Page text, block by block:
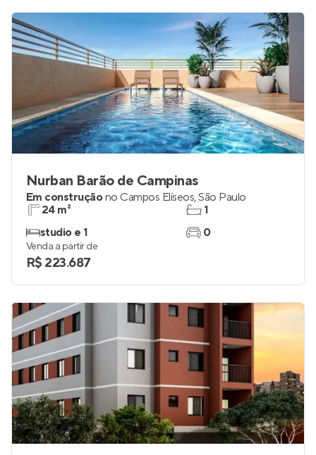
Nurban Barão de Campinas
Em construçãono Campos Elíseos,São Paulo
24 m²
studio e 1
1
0
Venda a partir de
R$ 223.687